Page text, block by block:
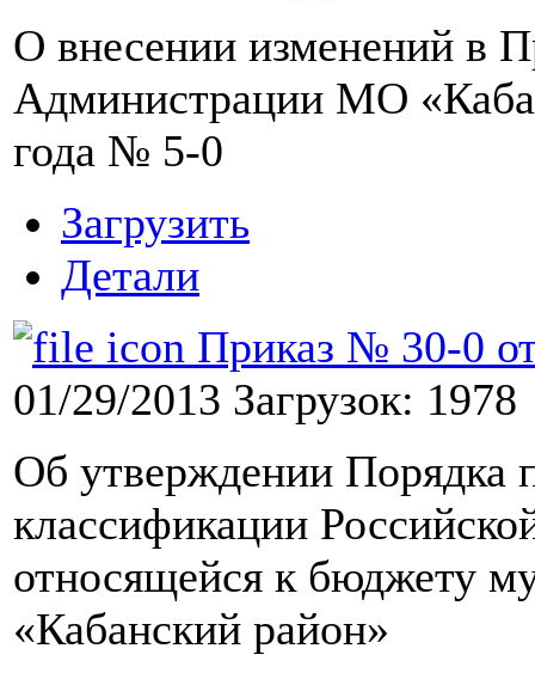
О внесении изменений в
Администрации МО
года № 5-0
Загрузить
Детали
Приказ № 30-0
01/29/2013 Загрузок: 1978
Об утверждении Порядка
классификации
относящейся к бюджету
«Кабанский район»